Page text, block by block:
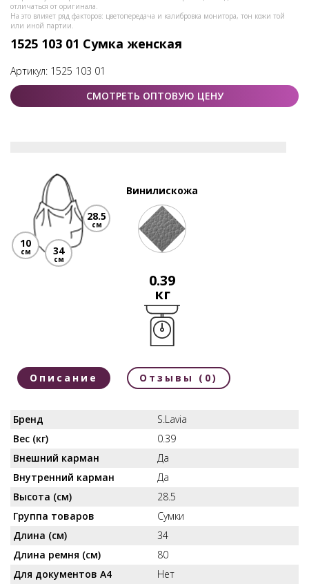
отличаться от оригинала.
На это влияет ряд факторов: цветопередача и калибровка монитора, тон кожи той
или иной партии.
1525 103 01 Сумка женская
Артикул: 1525 103 01
СМОТРЕТЬ ОПТОВУЮ ЦЕНУ
10
см
28.5
см
34
см
Винилискожа
0.39
кг
Описание Отзывы (0)
Бренд
S.Lavia
Вес (кг)
0.39
Внешний карман
Да
Внутренний карман
Да
Высота (см)
28.5
Группа товаров
Сумки
Длина (см)
34
Длина ремня (см)
80
Для документов А4
Нет